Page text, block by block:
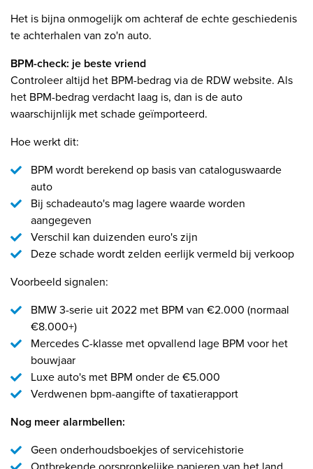
Het is bijna onmogelijk om achteraf de echte geschiedenis
te achterhalen van zo'n auto.
BPM-check: je beste vriend
Controleer altijd het BPM-bedrag via de RDW website. Als
het BPM-bedrag verdacht laag is, dan is de auto
waarschijnlijk met schade geïmporteerd.
Hoe werkt dit:
BPM wordt berekend op basis van cataloguswaarde
auto
Bij schadeauto's mag lagere waarde worden
aangegeven
Verschil kan duizenden euro's zijn
Deze schade wordt zelden eerlijk vermeld bij verkoop
Voorbeeld signalen:
BMW 3-serie uit 2022 met BPM van €2.000 (normaal
€8.000+)
Mercedes C-klasse met opvallend lage BPM voor het
bouwjaar
Luxe auto's met BPM onder de €5.000
Verdwenen bpm-aangifte of taxatierapport
Nog meer alarmbellen:
Geen onderhoudsboekjes of servicehistorie